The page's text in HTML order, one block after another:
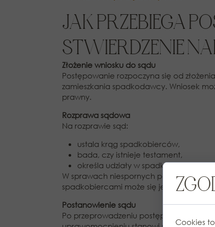
JAK PRZEBIEGA
STWIERDZENIE
Złożenie wniosku do sądu
Postępowanie rozpoczyna się od
zamieszkania spadkodawcy. Wniosek
prawny.
Rozprawa sądowa
Na rozprawie sąd:
ustala krąg spadkobierców,
bada, czy istnieje testament,
określa udziały w spadku.
W sprawach niespornych postępowanie
spadkobiercami może się jednak
Postanowienie sądu
Po przeprowadzeniu postępowania sąd
Cookies